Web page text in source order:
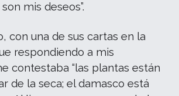
mis deseos”.
con una de sus cartas en la
respondiendo a mis
contestaba “las plantas están
de la seca; el damasco está